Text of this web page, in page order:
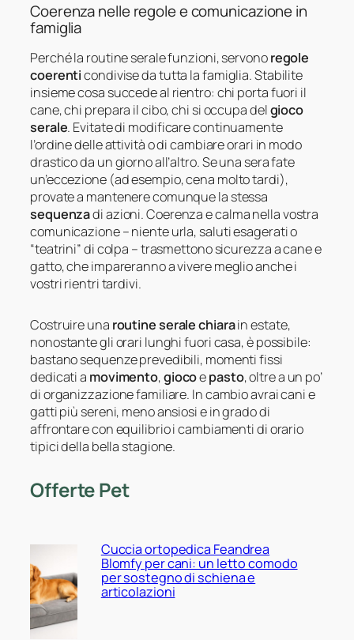
Coerenza nelle regole e comunicazione in
famiglia
Perché la routine serale funzioni, servonoregole
coerenticondivise da tutta la famiglia. Stabilite
insieme cosa succede al rientro: chi porta fuori il
cane, chi prepara il cibo, chi si occupa delgioco
serale. Evitate di modificare continuamente
l’ordine delle attività o di cambiare orari in modo
drastico da un giorno all’altro. Se una sera fate
un’eccezione (ad esempio, cena molto tardi),
provate a mantenere comunque la stessa
sequenzadi azioni. Coerenza e calma nella vostra
comunicazione – niente urla, saluti esagerati o
“teatrini” di colpa – trasmettono sicurezza a cane e
gatto, che impareranno a vivere meglio anche i
vostri rientri tardivi.
Costruire una routine serale chiarain estate,
nonostante gli orari lunghi fuori casa, è possibile:
bastano sequenze prevedibili, momenti fissi
dedicati a movimento,giocoepasto, oltre a un po’
di organizzazione familiare. In cambio avrai cani e
gatti più sereni, meno ansiosi e in grado di
affrontare con equilibrio i cambiamenti di orario
tipici della bella stagione.
Offerte Pet
Cuccia ortopedica Feandrea
Blomfy per cani: un letto comodo
per sostegno di schiena e
articolazioni